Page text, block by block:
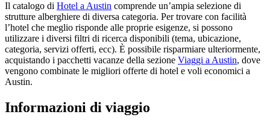
Il catalogo di Hotel a Austin comprende un’ampia selezione di
strutture alberghiere di diversa categoria. Per trovare con facilità
l’hotel che meglio risponde alle proprie esigenze, si possono
utilizzare i diversi filtri di ricerca disponibili (tema, ubicazione,
categoria, servizi offerti, ecc). È possibile risparmiare ulteriormente,
acquistando i pacchetti vacanze della sezione Viaggi a Austin, dove
vengono combinate le migliori offerte di hotel e voli economici a
Austin.
Informazioni di viaggio